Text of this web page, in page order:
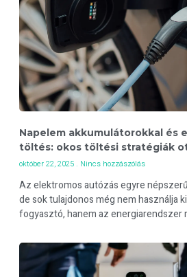
Napelem akkumulátorokkal és
töltés: okos töltési stratégiák
október 22, 2025 Nincs hozzászólás
Az elektromos autózás egyre
de sok tulajdonos még nem használja
fogyasztó, hanem az energiarendszer